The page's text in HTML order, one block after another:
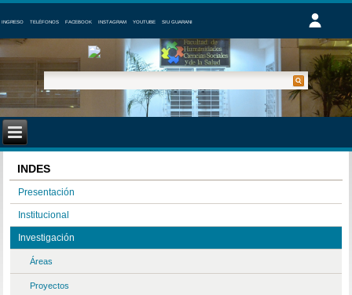
INGRESO TELÉFONOS FACEBOOK INSTAGRAM YOUTUBE SIU GUARANI
INDES
Presentación
Institucional
Investigación
Áreas
Proyectos